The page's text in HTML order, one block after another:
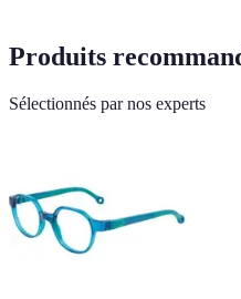
Produits
Sélectionnés par nos experts